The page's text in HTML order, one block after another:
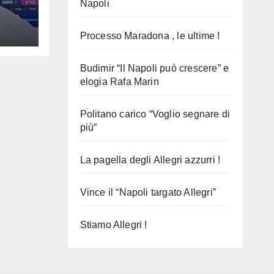
Napoli
Processo Maradona , le ultime !
Budimir “Il Napoli può crescere” e
elogia Rafa Marin
Politano carico “Voglio segnare di
più”
La pagella degli Allegri azzurri !
Vince il “Napoli targato Allegri”
Stiamo Allegri !